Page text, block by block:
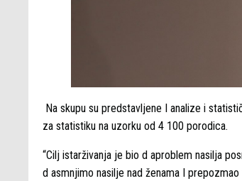
Na skupu su predstavljene I analize i
za statistiku na uzorku od 4 100 porodica.
“Cilj istarživanja je bio d aproblem nasilja
d asmnjimo nasilje nad ženama I